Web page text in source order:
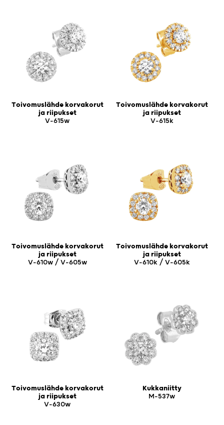
Toivomuslähde korvakorut
ja riipukset
V-615w
Toivomuslähde korvakorut
ja riipukset
V-615k
Toivomuslähde korvakorut
ja riipukset
V-610w / V-605w
Toivomuslähde korvakorut
ja riipukset
V-610k / V-605k
Toivomuslähde korvakorut
ja riipukset
V-630w
Kukkaniitty
M-537w